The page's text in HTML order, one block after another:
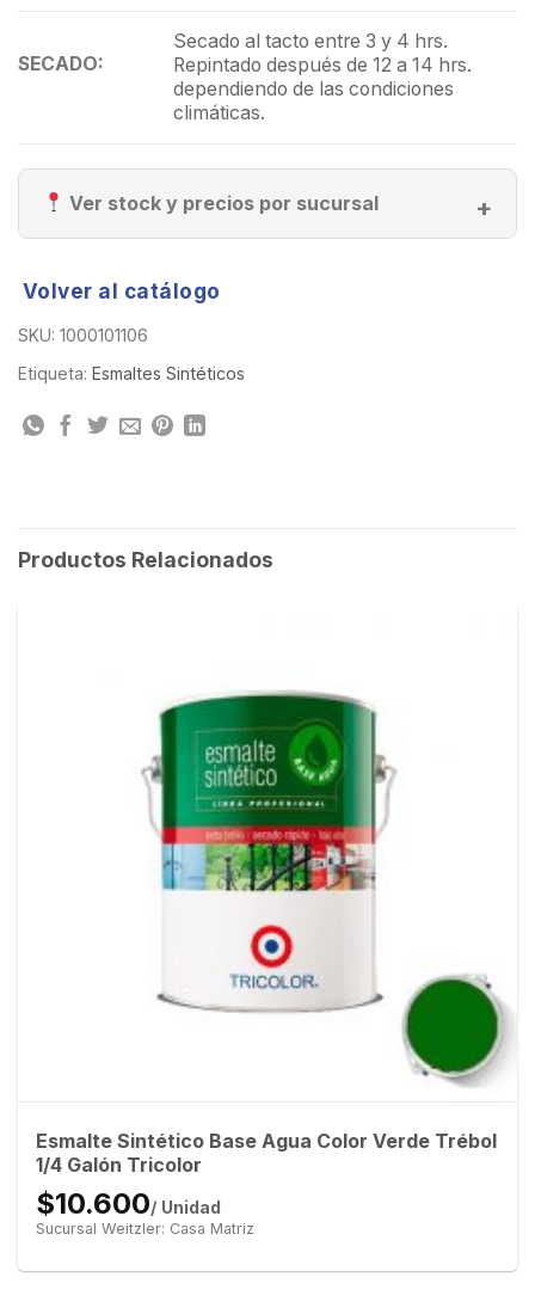
SECADO:
Secado al tacto entre 3 y 4 hrs.
Repintado después de 12 a 14 hrs.
dependiendo de las condiciones
climáticas.
Ver stock y precios por sucursal
Volver al catálogo
SKU: 1000101106
Etiqueta: Esmaltes Sintéticos
Productos Relacionados
Esmalte Sintético Base Agua Color Verde Trébol
1/4 Galón Tricolor
$10.600/ Unidad
Sucursal Weitzler: Casa Matriz